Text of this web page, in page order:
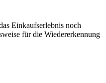
Einkaufserlebnis noch
für die Wiedererkennung